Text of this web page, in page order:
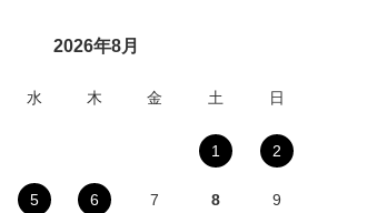
2026年8月
水 木 金 土 日
1 2
5 6 7 8 9